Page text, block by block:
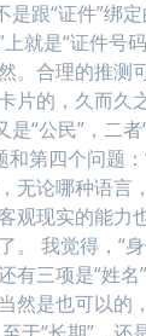
是跟“证件”绑
就是“证件号
。合理的推测
片的，久而久
是“公民”，二
和第四个问题
无论哪种语言
观现实的能力
。 我觉得，“
有三项是“姓
然是也可以的